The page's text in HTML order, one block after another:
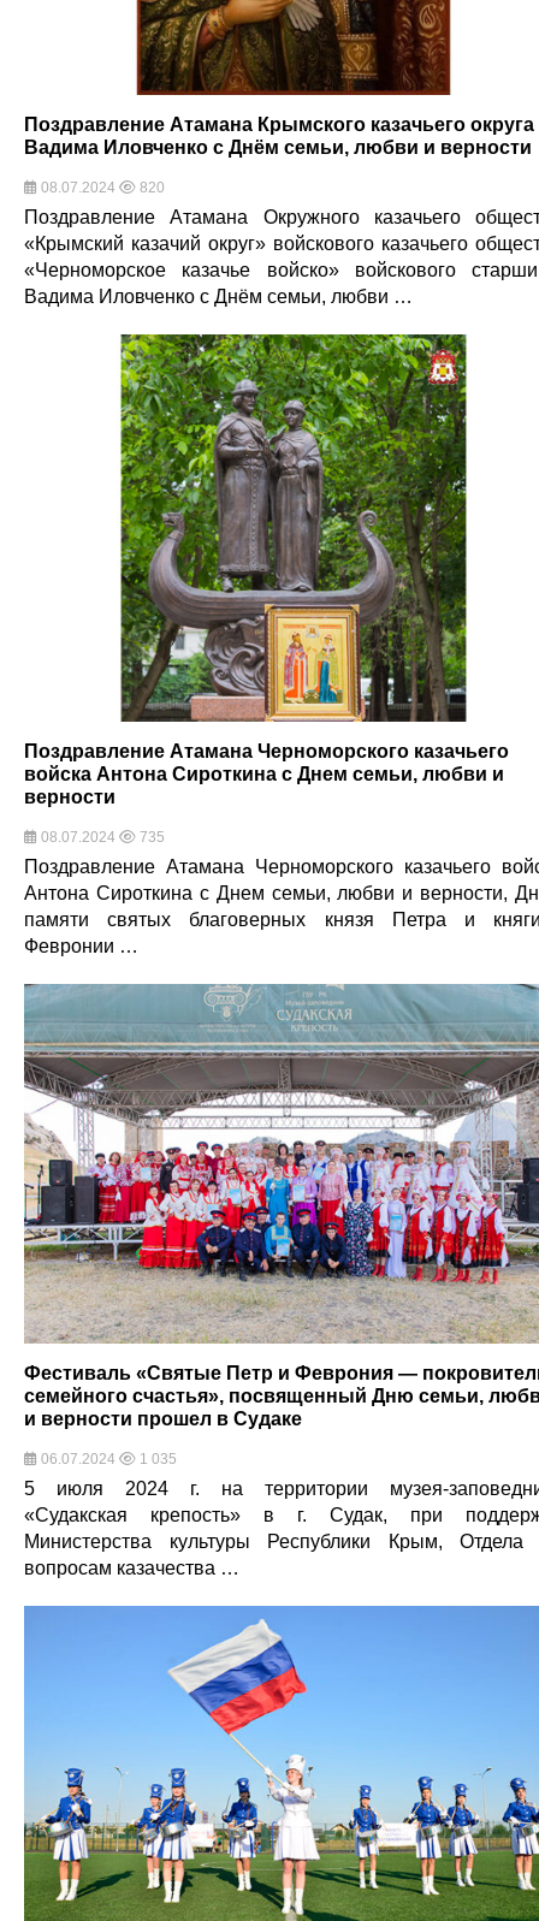
Поздравление Атамана Крымского казачьего округа
Вадима Иловченко с Днём семьи, любви и верности
08.07.2024 820
Поздравление Атамана Окружного казачьего
«Крымский казачий округ» войскового казачьего
«Черноморское казачье войско» войскового
Вадима Иловченко с Днём семьи, любви …
Поздравление Атамана Черноморского казачьего
войска Антона Сироткина с Днем семьи, любви и
верности
08.07.2024 735
Поздравление Атамана Черноморского казачьего
Антона Сироткина с Днем семьи, любви и верности,
памяти святых благоверных князя Петра и
Февронии …
Фестиваль «Святые Петр и Феврония —
семейного счастья», посвященный Дню семьи,
и верности прошел в Судаке
06.07.2024 1 035
5 июля 2024 г. на территории музея-
«Судакская крепость» в г. Судак, при
Министерства культуры Республики Крым, Отдела
вопросам казачества …